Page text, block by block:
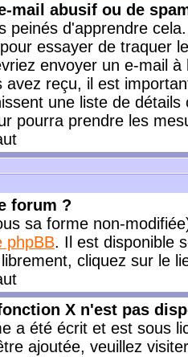
mail abusif ou de
peinés d'apprendre
essayer de traquer
envoyer un e-mail
avez reçu, il est
une liste de
pourra prendre les
forum ?
sa forme non-
phpBB. Il est disponible
cliquez sur le
X n'est pas
a été écrit et est sous
ajoutée, veuillez